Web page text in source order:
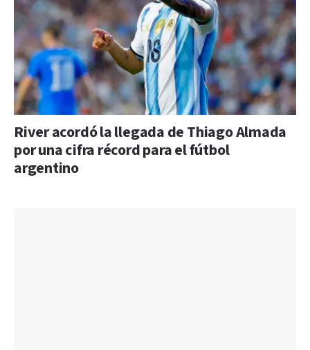
River acordó la llegada de Thiago Almada
por una cifra récord para el fútbol
argentino